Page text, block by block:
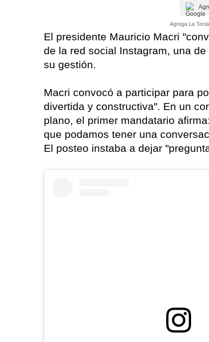
Agrega La
El presidente Mauricio Macri
de la red social Instagram, una
su gestión.
Macri convocó a participar para
divertida y constructiva". En un
plano, el primer mandatario
que podamos tener una
El posteo instaba a dejar